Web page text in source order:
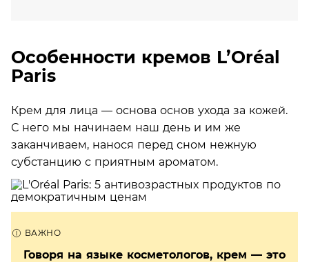
Особенности кремов L’Oréal
Paris
Крем для лица — основа основ ухода за кожей.
С него мы начинаем наш день и им же
заканчиваем, нанося перед сном нежную
субстанцию с приятным ароматом.
Говоря на языке косметологов, крем — это